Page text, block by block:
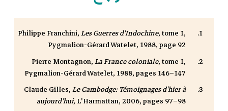
Philippe Franchini,Les Guerres d'Indochine, tome 1,
Pygmalion-Gérard Watelet, 1988, page 92
Pierre Montagnon,La France coloniale, tome 1,
Pygmalion-Gérard Watelet, 1988, pages 146–147
Claude Gilles,Le Cambodge: Témoignages d'hier à
aujourd'hui, L'Harmattan, 2006, pages 97–98